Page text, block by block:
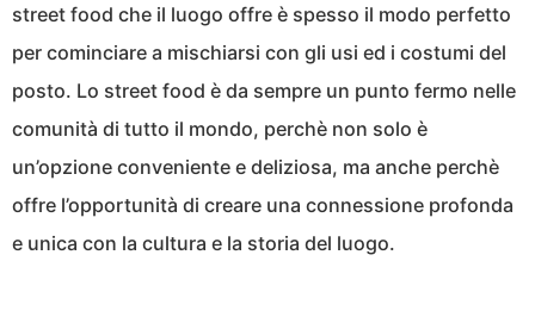
street food che il luogo offre è spesso il modo perfetto
per cominciare a mischiarsi con gli usi ed i costumi del
posto. Lo street food è da sempre un punto fermo nelle
comunità di tutto il mondo, perchè non solo è
un’opzione conveniente e deliziosa, ma anche perchè
offre l’opportunità di creare una connessione profonda
e unica con la cultura e la storia del luogo.